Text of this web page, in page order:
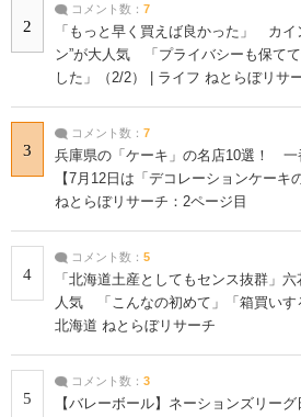
2
コメント数： 7
「もっと早く買えば良かった」 カイ
ン”が大人気 「プライバシーも保て
した」（2/2） | ライフ ねとらぼリサ
3
コメント数： 7
兵庫県の「ケーキ」の名店10選！ 一
【7月12日は「デコレーションケーキ
ねとらぼリサーチ：2ページ目
4
コメント数： 5
「北海道土産としてもセンス抜群」
人気 「こんなの初めて」「箱買いす
北海道 ねとらぼリサーチ
5
コメント数： 3
【バレーボール】ネーションズリー